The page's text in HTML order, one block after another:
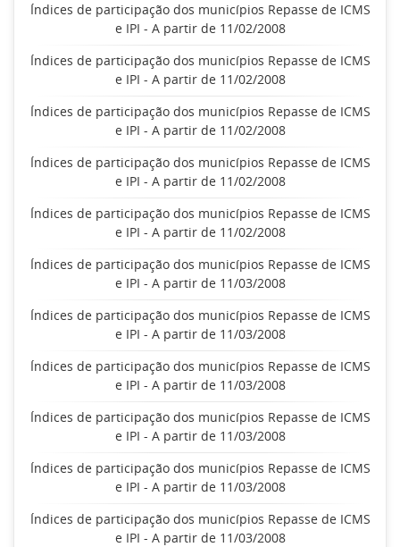
Índices de participação dos municípios Repasse de ICMS
e IPI - A partir de 11/02/2008
Índices de participação dos municípios Repasse de ICMS
e IPI - A partir de 11/02/2008
Índices de participação dos municípios Repasse de ICMS
e IPI - A partir de 11/02/2008
Índices de participação dos municípios Repasse de ICMS
e IPI - A partir de 11/02/2008
Índices de participação dos municípios Repasse de ICMS
e IPI - A partir de 11/02/2008
Índices de participação dos municípios Repasse de ICMS
e IPI - A partir de 11/03/2008
Índices de participação dos municípios Repasse de ICMS
e IPI - A partir de 11/03/2008
Índices de participação dos municípios Repasse de ICMS
e IPI - A partir de 11/03/2008
Índices de participação dos municípios Repasse de ICMS
e IPI - A partir de 11/03/2008
Índices de participação dos municípios Repasse de ICMS
e IPI - A partir de 11/03/2008
Índices de participação dos municípios Repasse de ICMS
e IPI - A partir de 11/03/2008